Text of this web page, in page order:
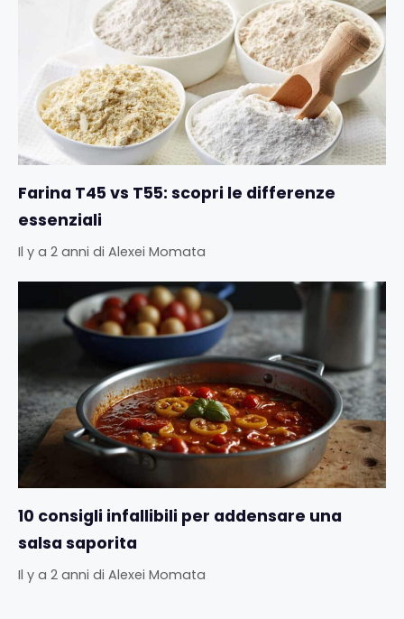
Farina T45 vs T55: scopri le differenze
essenziali
Il y a 2 anni di Alexei Momata
10 consigli infallibili per addensare una
salsa saporita
Il y a 2 anni di Alexei Momata